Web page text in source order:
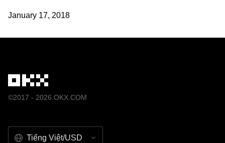
January 17, 2018
©2017 - 2026 OKX.COM
Tiếng Việt/USD